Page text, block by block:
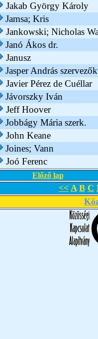
Jakab György Károly
Jamsa; Kris
Jankowski; Nicholas
Janó Ákos dr.
Janusz
Jasper András szervezők
Javier Pérez de Cuéllar
Jávorszky Iván
Jeff Hoover
Jobbágy Mária szerk.
John Keane
Joines; Vann
Joó Ferenc
Előző lap
<< A B C